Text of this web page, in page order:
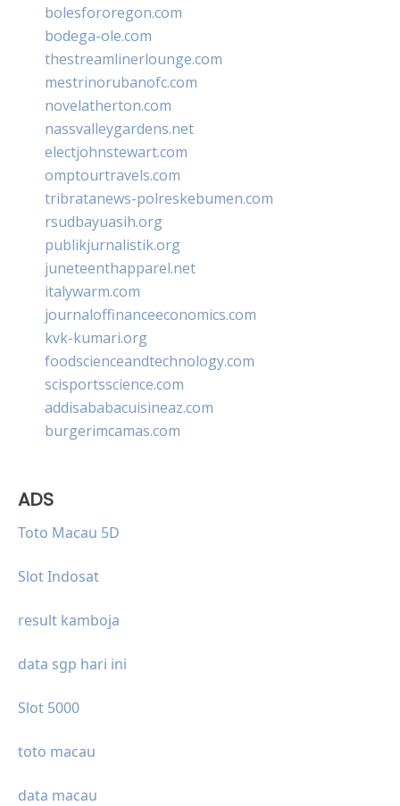
bolesfororegon.com
bodega-ole.com
thestreamlinerlounge.com
mestrinorubanofc.com
novelatherton.com
nassvalleygardens.net
electjohnstewart.com
omptourtravels.com
tribratanews-polreskebumen.com
rsudbayuasih.org
publikjurnalistik.org
juneteenthapparel.net
italywarm.com
journaloffinanceeconomics.com
kvk-kumari.org
foodscienceandtechnology.com
scisportsscience.com
addisababacuisineaz.com
burgerimcamas.com
ADS
Toto Macau 5D
Slot Indosat
result kamboja
data sgp hari ini
Slot 5000
toto macau
data macau